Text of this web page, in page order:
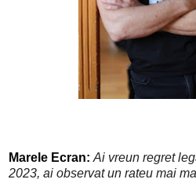
Marele Ecran: Ai vreun regret
2023, ai observatun rateu mai